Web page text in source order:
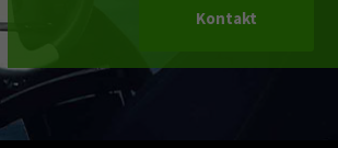
Kontakt